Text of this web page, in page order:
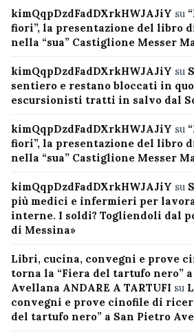
kimQqpDzdFadDXrkHWJAJiY su
fiori”, la presentazione del libro
nella “sua” Castiglione Messer
kimQqpDzdFadDXrkHWJAJiY su
sentiero e restano bloccati in
escursionisti tratti in salvo dal
kimQqpDzdFadDXrkHWJAJiY su
fiori”, la presentazione del libro
nella “sua” Castiglione Messer
kimQqpDzdFadDXrkHWJAJiY su
più medici e infermieri per
interne. I soldi? Togliendoli dal
di Messina»
Libri, cucina, convegni e prove
torna la “Fiera del tartufo nero”
Avellana ANDARE A TARTUFI su
convegni e prove cinofile di
del tartufo nero” a San Pietro